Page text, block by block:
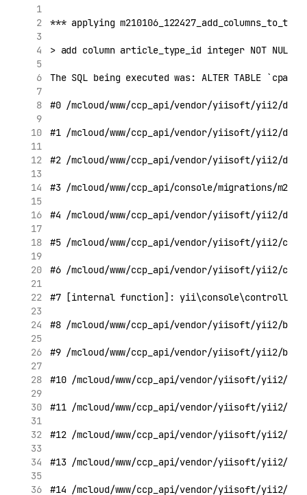
*** applying
> add column article_type_id integer NOT NULL
The SQL being executed was: ALTER TABLE
#0 /mcloud/www/ccp_api/vendor/yiisoft/yii2/db/
#1 /mcloud/www/ccp_api/vendor/yiisoft/yii2/db/
#2 /mcloud/www/ccp_api/vendor/yiisoft/yii2/db/
#3 /mcloud/www/ccp_api/console/migrations/
#4 /mcloud/www/ccp_api/vendor/yiisoft/yii2/db/
#5 /mcloud/www/ccp_api/vendor/yiisoft/yii2/
#6 /mcloud/www/ccp_api/vendor/yiisoft/yii2/
#7 [internal function]:
#8 /mcloud/www/ccp_api/vendor/yiisoft/yii2/
#9 /mcloud/www/ccp_api/vendor/yiisoft/yii2/
#10 /mcloud/www/ccp_api/vendor/yiisoft/yii2/
#11 /mcloud/www/ccp_api/vendor/yiisoft/yii2/
#12 /mcloud/www/ccp_api/vendor/yiisoft/yii2/
#13 /mcloud/www/ccp_api/vendor/yiisoft/yii2/
#14 /mcloud/www/ccp_api/vendor/yiisoft/yii2/